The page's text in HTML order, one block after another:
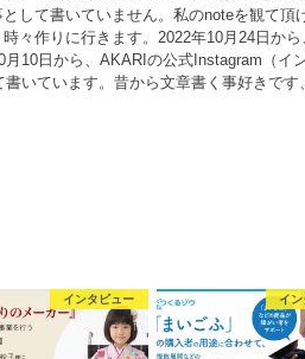
して書いていません。私のnoteを観て頂
々作りに行きます。2022年10月24日から
10日から、AKARIの公式Instagram（イ
いています。昔から文章書く事好きです
インタビュー イン